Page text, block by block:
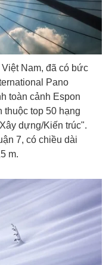
Nam, đã có bức
Pano
toàn cảnh Espon
thuộc top 50 hạng
dựng/Kiến trúc".
7, có chiều dài
m.